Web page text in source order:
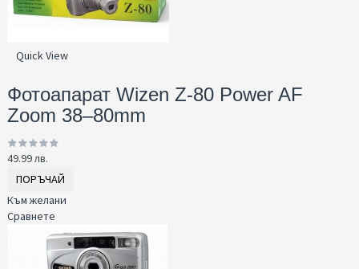
Quick View
Фотоапарат Wizen Z-80 Power AF
Zoom 38–80mm
49.99 лв.
ПОРЪЧАЙ
Към желани
Сравнете